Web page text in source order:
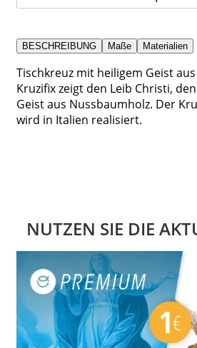
BESCHREIBUNG Maße Materialien
Tischkreuz mit heiligem Geist
Kruzifix zeigt den Leib Christi,
Geist aus Nussbaumholz. Der
wird in Italien realisiert.
NUTZEN SIE DIE